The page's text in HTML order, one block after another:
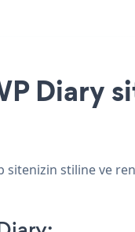
stiline ve